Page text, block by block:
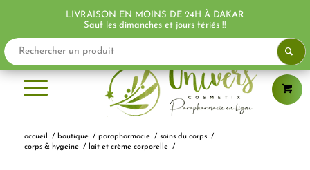
accueil / boutique / parapharmacie / soins du corps /
corps & hygeine
/ lait et crème corporelle /
PROMO !
LIVRAISON EN MOINS DE 24H À DAKAR
Sauf les dimanches et jours fériés !!